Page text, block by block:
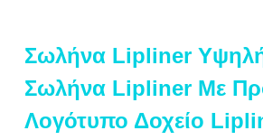
Σωλήνα Lipliner
Σωλήνα Lipliner Με
Λογότυπο Δοχείο